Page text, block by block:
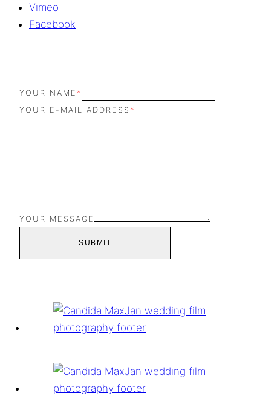
Vimeo
Facebook
YOUR NAME *
YOUR E-MAIL ADDRESS *
YOUR MESSAGE
SUBMIT